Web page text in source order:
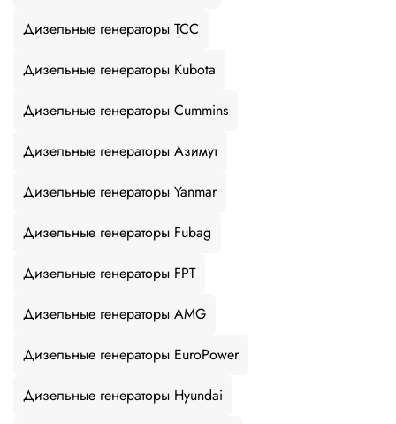
Дизельные генераторы ТСС
Дизельные генераторы Kubota
Дизельные генераторы Cummins
Дизельные генераторы Азимут
Дизельные генераторы Yanmar
Дизельные генераторы Fubag
Дизельные генераторы FPT
Дизельные генераторы AMG
Дизельные генераторы EuroPower
Дизельные генераторы Hyundai